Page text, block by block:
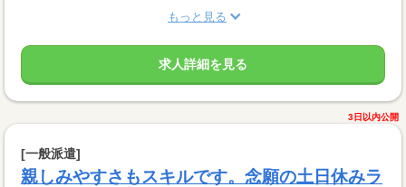
もっと見る
求人詳細を見る
3日以内公開
[一般派遣]
親しみやすさもスキルです。念願の土日休みラ